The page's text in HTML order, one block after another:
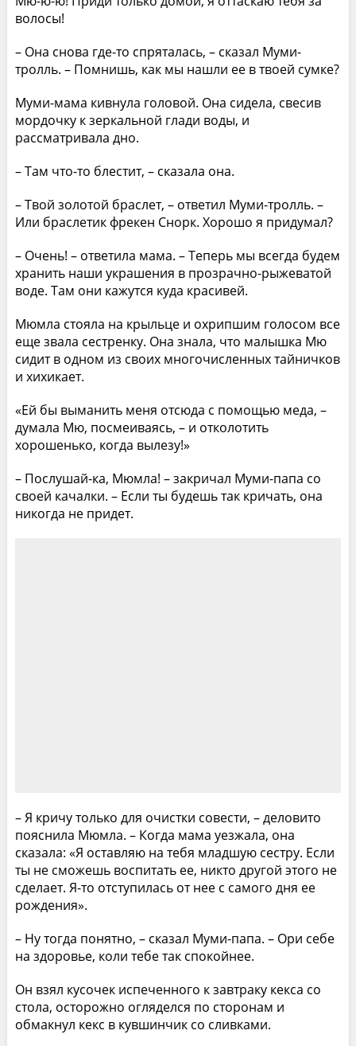
волосы!
– Она снова где-то спряталась, – сказал Муми-
тролль. – Помнишь, как мы нашли ее в твоей сумке?
Муми-мама кивнула головой. Она сидела, свесив
мордочку к зеркальной глади воды, и
рассматривала дно.
– Там что-то блестит, – сказала она.
– Твой золотой браслет, – ответил Муми-тролль. –
Или браслетик фрекен Снорк. Хорошо я придумал?
– Очень! – ответила мама. – Теперь мы всегда будем
хранить наши украшения в прозрачно-рыжеватой
воде. Там они кажутся куда красивей.
Мюмла стояла на крыльце и охрипшим голосом все
еще звала сестренку. Она знала, что малышка Мю
сидит в одном из своих многочисленных тайничков
и хихикает.
«Ей бы выманить меня отсюда с помощью меда, –
думала Мю, посмеиваясь, – и отколотить
хорошенько, когда вылезу!»
– Послушай-ка, Мюмла! – закричал Муми-папа со
своей качалки. – Если ты будешь так кричать, она
никогда не придет.
– Я кричу только для очистки совести, – деловито
пояснила Мюмла. – Когда мама уезжала, она
сказала: «Я оставляю на тебя младшую сестру. Если
ты не сможешь воспитать ее, никто другой этого не
сделает. Я-то отступилась от нее с самого дня ее
рождения».
– Ну тогда понятно, – сказал Муми-папа. – Ори себе
на здоровье, коли тебе так спокойнее.
Он взял кусочек испеченного к завтраку кекса со
стола, осторожно огляделся по сторонам и
обмакнул кекс в кувшинчик со сливками.